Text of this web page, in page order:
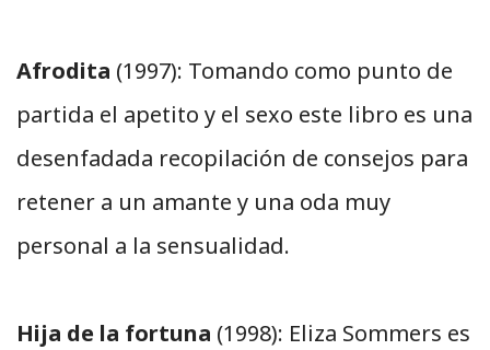
Afrodita (1997): Tomando como punto de
partida el apetito y el sexo este libro es una
desenfadada recopilación de consejos para
retener a un amante y una oda muy
personal a la sensualidad.
Hija de la fortuna (1998): Eliza Sommers es